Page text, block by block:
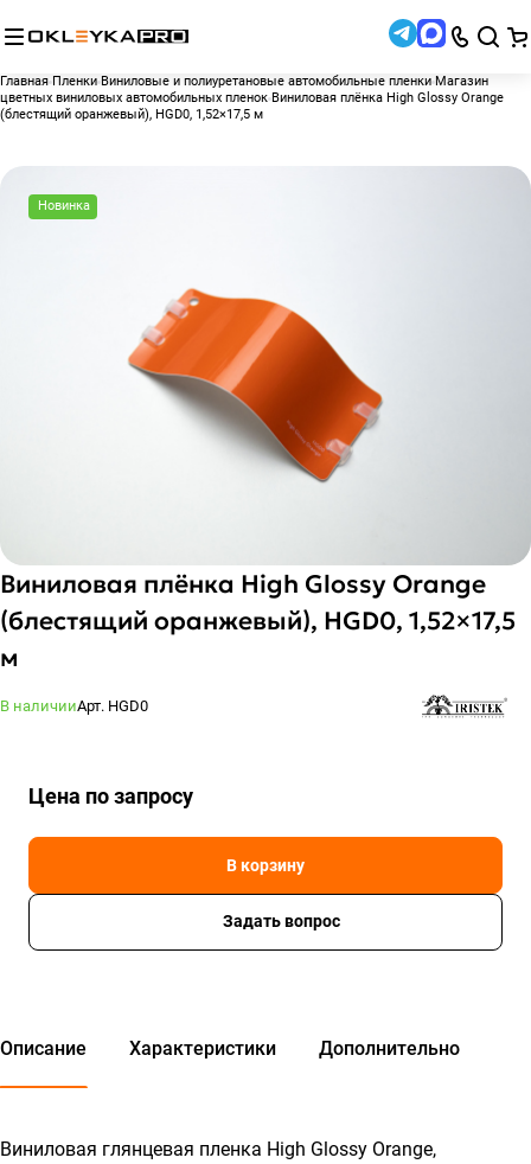
Главная Пленки Виниловые и полиуретановые автомобильные пленки Магазин
цветных виниловых автомобильных пленок Виниловая плёнка High Glossy Orange
(блестящий оранжевый), HGD0, 1,52×17,5 м
Новинка
Виниловая плёнка High Glossy Orange
(блестящий оранжевый), HGD0, 1,52×17,5
м
В наличииАрт. HGD0
Цена по запросу
В корзину
Задать вопрос
Описание Характеристики Дополнительно
Виниловая глянцевая пленка High Glossy Orange,